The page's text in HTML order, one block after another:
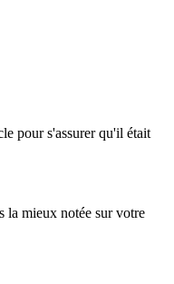
pour s'assurer qu'il était
la mieux notée sur votre